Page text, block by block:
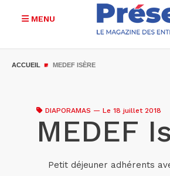
MENU
ACCUEIL MEDEF ISÈRE
DIAPORAMAS — Le 18 juillet 2018
MEDEF
Petit déjeuner adhérents